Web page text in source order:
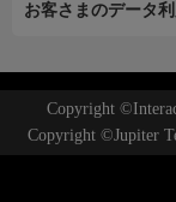
お客さまのデータ
Copyright
Copyright ©Jupiter